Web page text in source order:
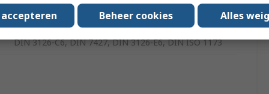
Chrome Vanadium Steel
DIN 3126-C6, DIN 7427, DIN 3126-E6, DIN ISO 1173
Beheer cookies Alles